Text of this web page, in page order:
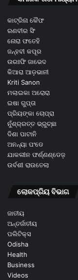
କାଟ୍ରିନା କୈଫ
ରଣବୀର ସିଂ
ନୋରା ଫତେହି
ଜନ୍ହବୀ କପୂର
ଉରଃଫି ଜାଭେଦ
କିଆରା ଆଡ଼ଭାନୀ
Kriti Sanon
ମଲାଇକା ଅରୋରା
ଇଷା ଗୁପ୍ତା
ପ୍ରିୟଙ୍କା ଚୋପ୍ରା
ନୁଁଶ୍ର୍ରତ୍ତ ଭ୍ରୁଚ୍ଛା
ଦିଶା ପାଟାନି
ଅନନ୍ୟା ପଂଡେ
ଯାକଲୀନ ଫର୍ଣ୍ଣଣ୍ଡେଜ଼
ଉର୍ବଶୀ ରାଉତେଲା
ଲୋକପ୍ରିୟ ବିଭାଗ
ଜାତୀୟ
ଅନ୍ତର୍ଜାତୀୟ
ପଲିଟିକ୍ସ
Odisha
Health
Business
Videos